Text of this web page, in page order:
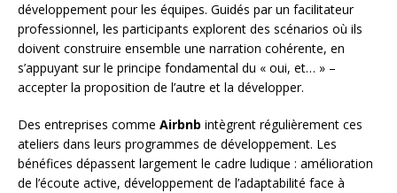
développement pour les équipes. Guidés par un facilitateur
professionnel, les participants explorent des scénarios où ils
doivent construire ensemble une narration cohérente, en
s’appuyant sur le principe fondamental du « oui, et… » –
accepter la proposition de l’autre et la développer.
Des entreprises comme Airbnb intègrent régulièrement ces
ateliers dans leurs programmes de développement. Les
bénéfices dépassent largement le cadre ludique : amélioration
de l’écoute active, développement de l’adaptabilité face à